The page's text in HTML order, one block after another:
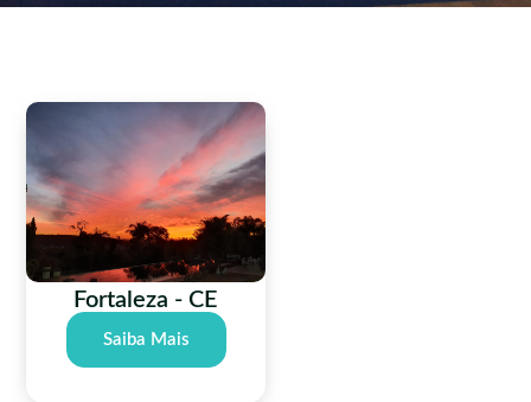
Fortaleza - CE
Saiba Mais